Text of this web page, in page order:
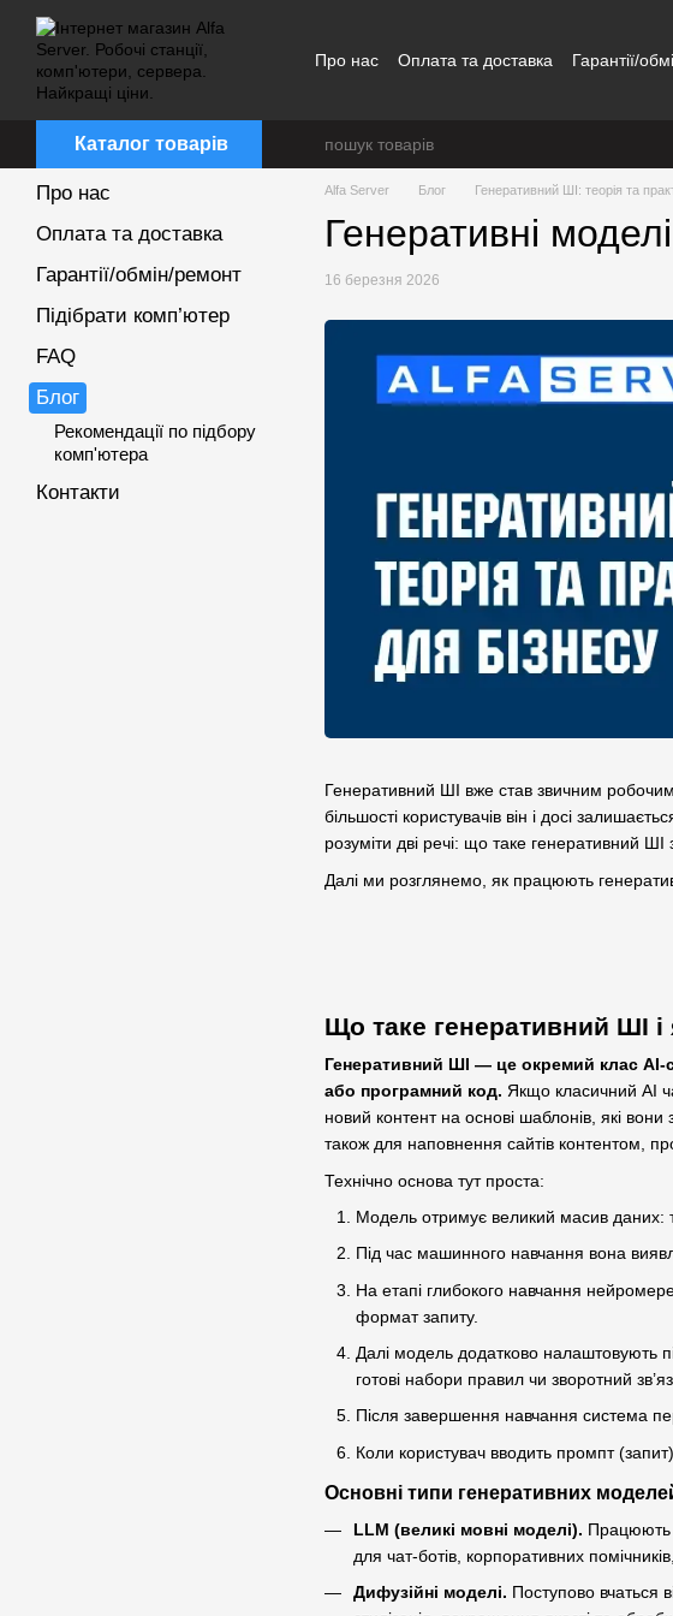
Перейти до основного контенту
Про нас Оплата та доставка Гарантії/
Каталог товарів
Alfa Server Блог Генеративний ШІ: теорія та
Генеративні
16 березня 2026
Генеративний ШІ вже став звичним робочим
більшості користувачів він і досі
розуміти дві речі: що таке генеративний
Далі ми розглянемо, як працюють
Що таке генеративний ШІ і
Генеративний ШІ — це окремий клас AI-
або програмний код. Якщо класичний AI
новий контент на основі шаблонів, які
також для наповнення сайтів контентом,
Технічно основа тут проста:
Модель отримує великий масив даних:
Під час машинного навчання вона
На етапі глибокого навчання
формат запиту.
Далі модель додатково налаштовують
готові набори правил чи зворотний
Після завершення навчання система
Коли користувач вводить промпт
Основні типи генеративних
LLM (великі мовні моделі). Працюють
для чат-ботів, корпоративних
Дифузійні моделі. Поступово вчаться
Про нас
Оплата та доставка
Гарантії/обмін/ремонт
Підібрати комп’ютер
FAQ
Блог
Рекомендації по підбору
комп'ютера
Контакти